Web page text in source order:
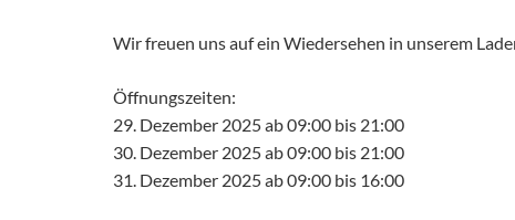
Wir freuen uns auf ein Wiedersehen in unserem
Öffnungszeiten:
29. Dezember 2025 ab 09:00 bis 21:00
30. Dezember 2025 ab 09:00 bis 21:00
31. Dezember 2025 ab 09:00 bis 16:00